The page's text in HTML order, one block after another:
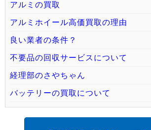
アルミの買取
アルミホイール高価買取の理由
良い業者の条件？
不要品の回収サービスについて
経理部のさやちゃん
バッテリーの買取について